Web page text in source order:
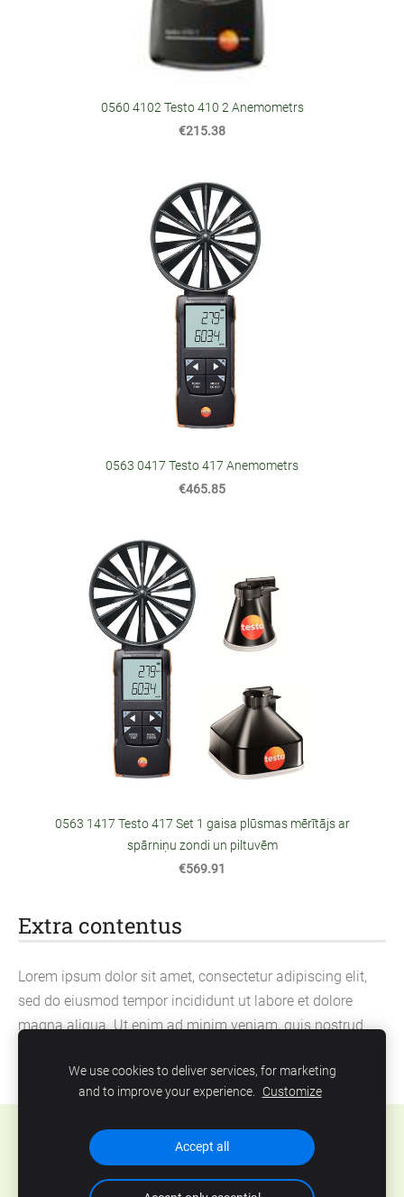
Extra contentus
Lorem ipsum dolor sit amet, consectetur adipiscing elit,
sed do eiusmod tempor incididunt ut labore et dolore
magna aliqua. Ut enim ad minim veniam, quis nostrud
commodo consequat.
0560 4102 Testo 410 2 Anemometrs
€215.38
0563 0417 Testo 417 Anemometrs
€465.85
0563 1417 Testo 417 Set 1 gaisa plūsmas mērītājs ar
spārniņu zondi un piltuvēm
€569.91
Cookies
We use cookies to deliver services, for marketing
and to improve your experience. Customize
Accept all